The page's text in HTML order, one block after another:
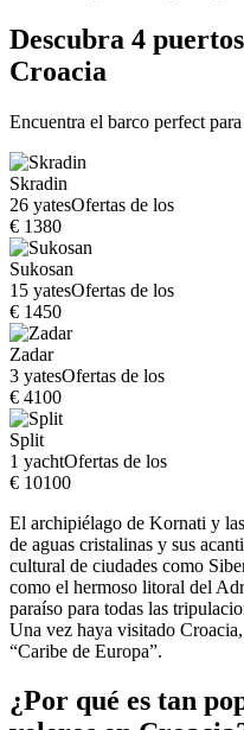
Descubra 4
Croacia
Encuentra el barco perfect
Skradin
26 yatesOfertas de los
€ 1380
Sukosan
15 yatesOfertas de los
€ 1450
Zadar
3 yatesOfertas de los
€ 4100
Split
1 yachtOfertas de los
€ 10100
El archipiélago de Kornati y
de aguas cristalinas y sus
cultural de ciudades como
como el hermoso litoral del
paraíso para todas las
Una vez haya visitado
“Caribe de Europa”.
¿Por qué es tan